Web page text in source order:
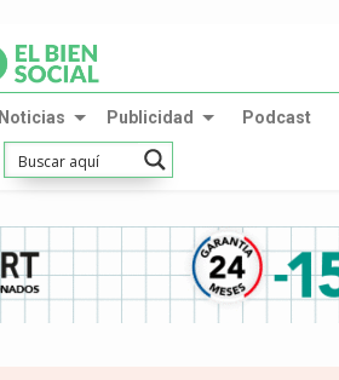
Noticias Publicidad Podcast